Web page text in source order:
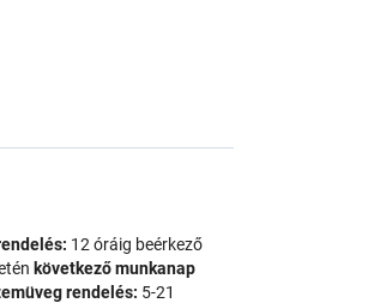
12 óráig beérkező
következő munkanap
rendelés: 5-21